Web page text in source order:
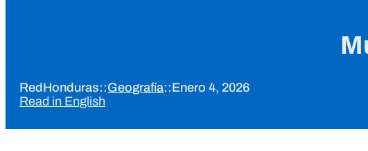
RedHonduras::Geografía::Enero 4, 2026
Read in English